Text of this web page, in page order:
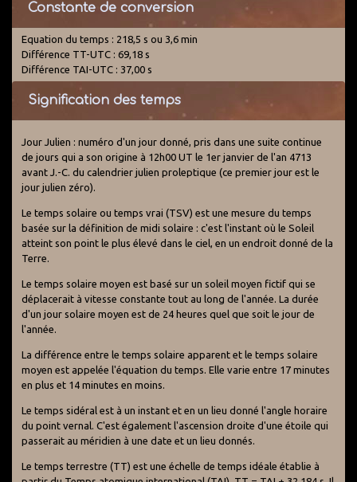
Constante de conversion
Equation du temps : 218,5 s ou 3,6 min
Différence TT-UTC : 69,18 s
Différence TAI-UTC : 37,00 s
Signification des temps
Jour Julien : numéro d'un jour donné, pris dans une suite continue
de jours qui a son origine à 12h00 UT le 1er janvier de l'an 4713
avant J.-C. du calendrier julien proleptique (ce premier jour est le
jour julien zéro).
Le temps solaire ou temps vrai (TSV) est une mesure du temps
basée sur la définition de midi solaire : c'est l'instant où le Soleil
atteint son point le plus élevé dans le ciel, en un endroit donné de la
Terre.
Le temps solaire moyen est basé sur un soleil moyen fictif qui se
déplacerait à vitesse constante tout au long de l'année. La durée
d'un jour solaire moyen est de 24 heures quel que soit le jour de
l'année.
La différence entre le temps solaire apparent et le temps solaire
moyen est appelée l'équation du temps. Elle varie entre 17 minutes
en plus et 14 minutes en moins.
Le temps sidéral est à un instant et en un lieu donné l'angle horaire
du point vernal. C'est également l'ascension droite d'une étoile qui
passerait au méridien à une date et un lieu donnés.
Le temps terrestre (TT) est une échelle de temps idéale établie à